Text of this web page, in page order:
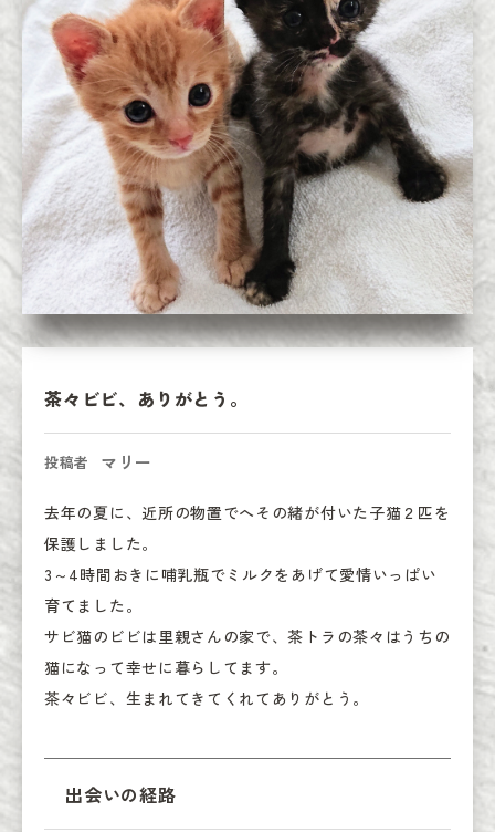
茶々ビビ、ありがとう。
投稿者 マリー
去年の夏に、近所の物置でへその緒が付いた子猫２匹を
保護しました。
3～4時間おきに哺乳瓶でミルクをあげて愛情いっぱい
育てました。
サビ猫のビビは里親さんの家で、茶トラの茶々はうちの
猫になって幸せに暮らしてます。
茶々ビビ、生まれてきてくれてありがとう。
出会いの経路